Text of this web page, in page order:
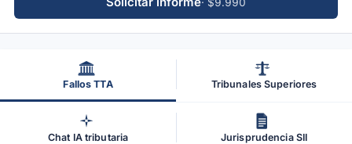
Fallos TTA Tribunales Superiores
Chat IA tributaria Jurisprudencia SII